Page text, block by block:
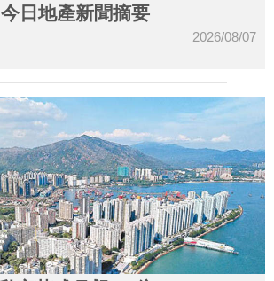
今日地產新聞摘要
2026/08/07